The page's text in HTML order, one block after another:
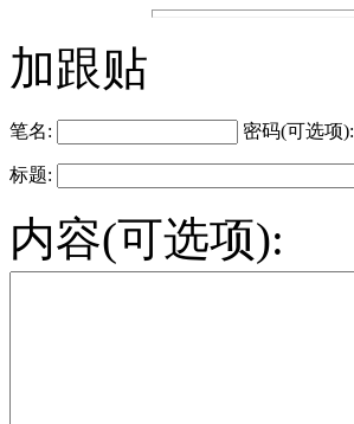
加跟贴
笔名: 密码(可选项):
标题:
内容(可选项):